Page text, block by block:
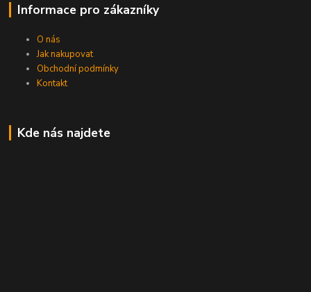
Informace pro zákazníky
O nás
Jak nakupovat
Obchodní podmínky
Kontakt
Kde nás najdete